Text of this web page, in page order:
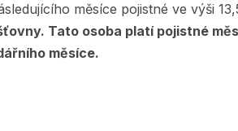
měsíce pojistné ve výši
Tato osoba platí pojistné
měsíce.